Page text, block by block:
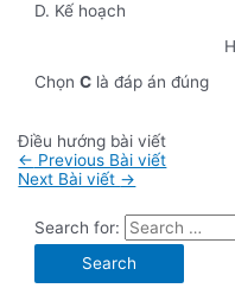
D. Kế hoạch
ChọnC là đáp án đúng
Điều hướng bài viết
← Previous Bài viết
Next Bài viết →
Search for: